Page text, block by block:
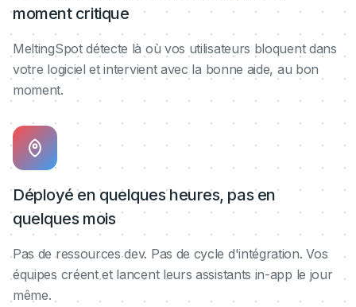
moment critique
MeltingSpot détecte là où vos utilisateurs bloquent dans
votre logiciel et intervient avec la bonne aide, au bon
moment.
Déployé en quelques heures, pas en
quelques mois
Pas de ressources dev. Pas de cycle d'intégration. Vos
équipes créent et lancent leurs assistants in-app le jour
même.